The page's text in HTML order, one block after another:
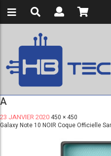
A
23 JANVIER 2020 450 × 450
Galaxy Note 10 NOIR Coque Officielle